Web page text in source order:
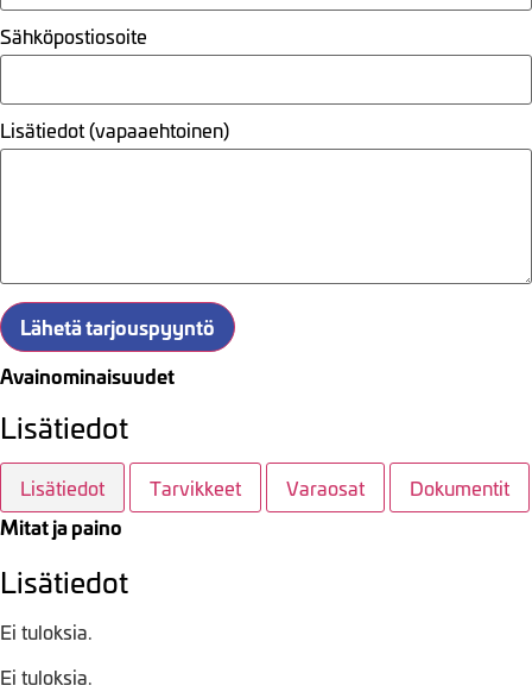
Sähköpostiosoite
Lisätiedot (vapaaehtoinen)
Lähetä tarjouspyyntö
Avainominaisuudet
Lisätiedot
Lisätiedot Tarvikkeet Varaosat Dokumentit
Mitat ja paino
Lisätiedot
Ei tuloksia.
Ei tuloksia.